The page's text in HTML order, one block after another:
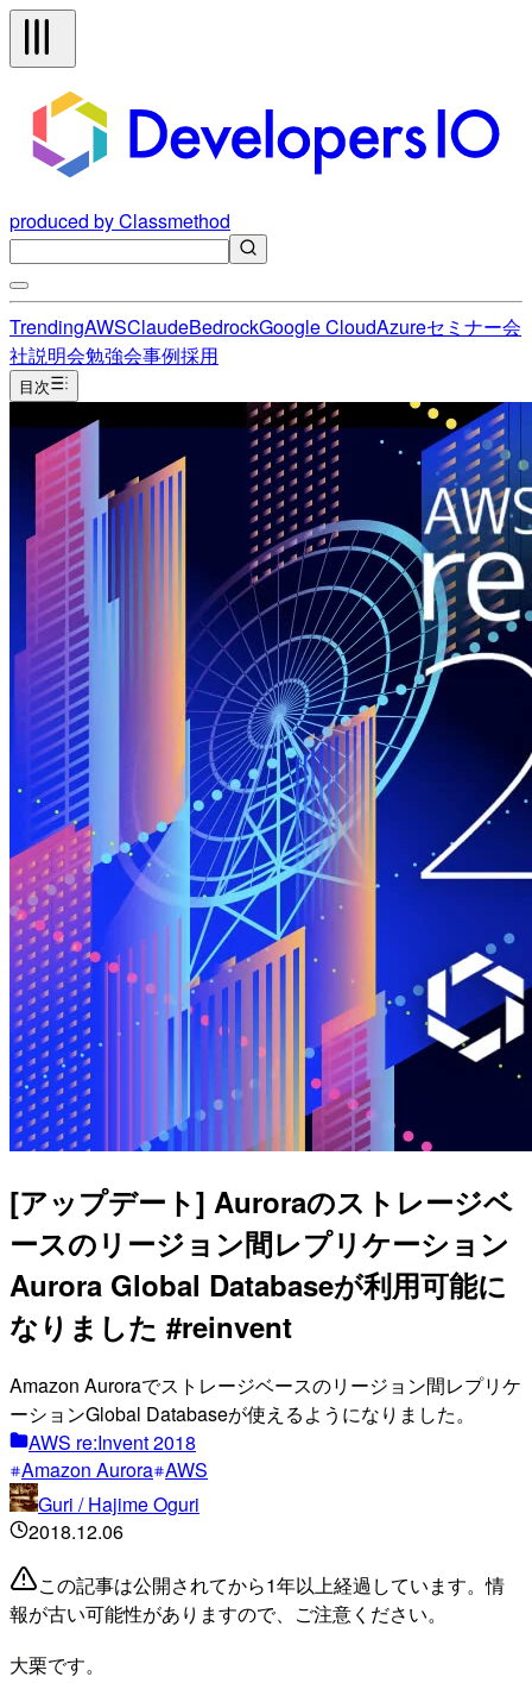
produced by Classmethod
TrendingAWSClaudeBedrockGoogle CloudAzureセミナー会
社説明会勉強会事例採用
目次
[アップデート] Auroraのストレージベ
ースのリージョン間レプリケーション
Aurora Global Databaseが利用可能に
なりました #reinvent
Amazon Auroraでストレージベースのリージョン間レプリケ
ーションGlobal Databaseが使えるようになりました。
AWS re:Invent 2018
Amazon Aurora AWS
Guri / Hajime Oguri
2018.12.06
この記事は公開されてから1年以上経過しています。情
報が古い可能性がありますので、ご注意ください。
大栗です。